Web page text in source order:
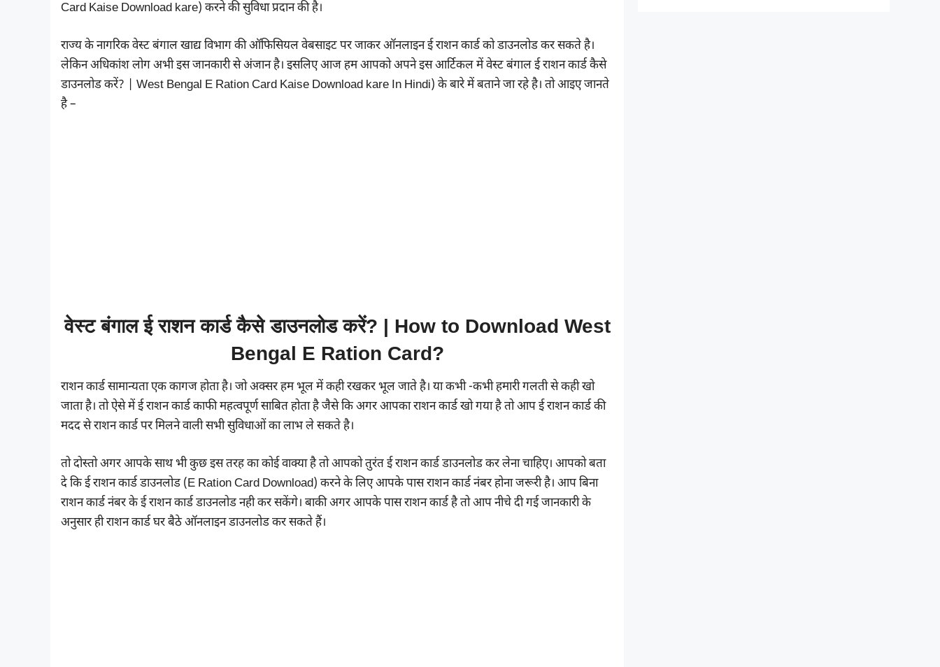
Card Kaise Download kare) करने की सुविधा प्रदान की है।
राज्य के नागरिक वेस्ट बंगाल खाद्य विभाग की ऑफिसियल वेबसाइट पर जाकर ऑनलाइन ई राशन कार्ड को डाउनलोड कर सकते है।
लेकिन अधिकांश लोग अभी इस जानकारी से अंजान है। इसलिए आज हम आपको अपने इस आर्टिकल में वेस्ट बंगाल ई राशन कार्ड कैसे
डाउनलोड करें? | West Bengal E Ration Card Kaise Download kare In Hindi) के बारे में बताने जा रहे है। तो आइए जानते
है –
वेस्ट बंगाल ई राशन कार्ड कैसे डाउनलोड करें? | How to Download West
Bengal E Ration Card?
राशन कार्ड सामान्यता एक कागज होता है। जो अक्सर हम भूल में कही रखकर भूल जाते है। या कभी -कभी हमारी गलती से कही खो
जाता है। तो ऐसे में ई राशन कार्ड काफी महत्वपूर्ण साबित होता है जैसे कि अगर आपका राशन कार्ड खो गया है तो आप ई राशन कार्ड की
मदद से राशन कार्ड पर मिलने वाली सभी सुविधाओं का लाभ ले सकते है।
तो दोस्तो अगर आपके साथ भी कुछ इस तरह का कोई वाक्या है तो आपको तुरंत ई राशन कार्ड डाउनलोड कर लेना चाहिए। आपको बता
दे कि ई राशन कार्ड डाउनलोड (E Ration Card Download) करने के लिए आपके पास राशन कार्ड नंबर होना जरूरी है। आप बिना
राशन कार्ड नंबर के ई राशन कार्ड डाउनलोड नही कर सकेंगे। बाकी अगर आपके पास राशन कार्ड है तो आप नीचे दी गई जानकारी के
अनुसार ही राशन कार्ड घर बैठे ऑनलाइन डाउनलोड कर सकते हैं।